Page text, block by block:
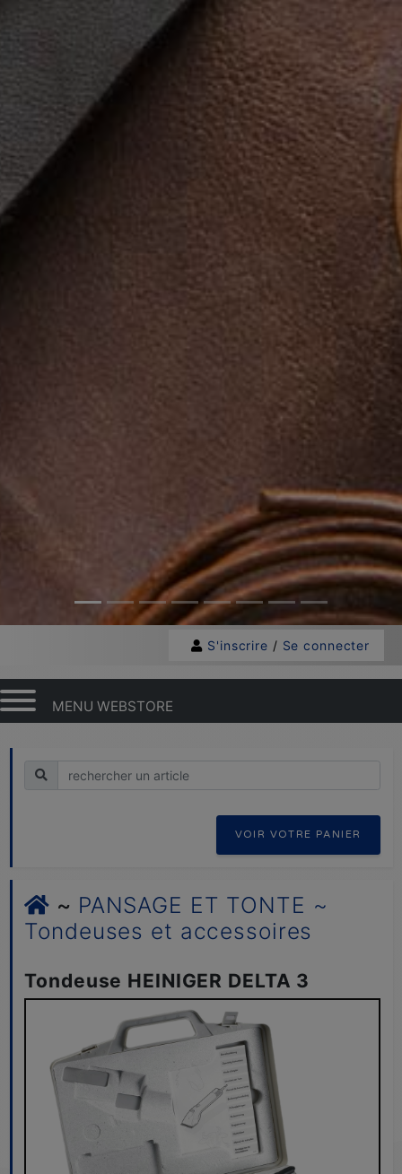
S'inscrire / Se connecter
MENU WEBSTORE
Recherche
VOIR VOTRE PANIER
~ PANSAGE ET TONTE ~
Tondeuses et accessoires
Tondeuse HEINIGER DELTA 3